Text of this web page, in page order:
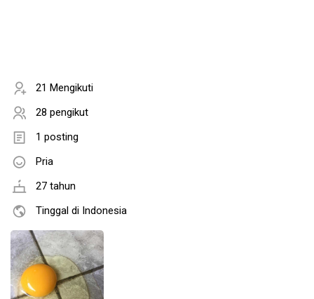
21 Mengikuti
28 pengikut
1 posting
Pria
27 tahun
Tinggal di Indonesia